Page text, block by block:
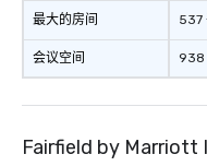
最大的房间
会议空间
537
938
Fairfield by Marriott